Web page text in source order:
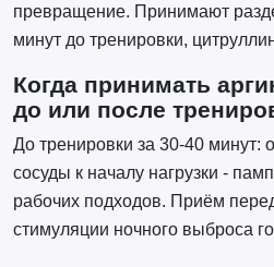
превращение. Принимают
минут до тренировки,
Когда принимать
до или после
До тренировки за 30-40 минут:
сосуды к началу нагрузки -
рабочих подходов. Приём
стимуляции ночного выброса